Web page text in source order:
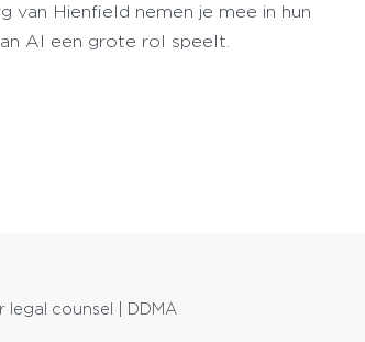
van Hienfield nemen je mee in hun
AI een grote rol speelt.
legal counsel | DDMA